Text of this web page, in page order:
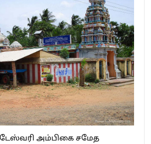
அம்பிகை சமேத